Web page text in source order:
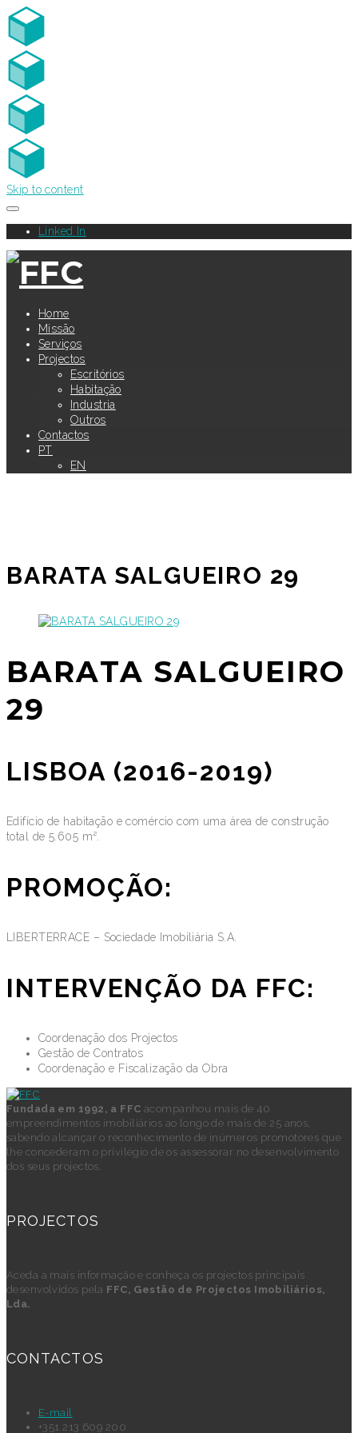
Skip to content
Linked In
Home
Missão
Serviços
Projectos
Escritórios
Habitação
Industria
Outros
Contactos
PT
EN
BARATA SALGUEIRO 29
BARATA SALGUEIRO
29
LISBOA (2016-2019)
Edifício de habitação e comércio com uma área de construção
total de 5.605 m².
PROMOÇÃO:
LIBERTERRACE – Sociedade Imobiliária S.A.
INTERVENÇÃO DA FFC:
Coordenação dos Projectos
Gestão de Contratos
Coordenação e Fiscalização da Obra
Fundada em 1992, a FFC acompanhou mais de 40
empreendimentos imobiliários ao longo de mais de 25 anos,
sabendo alcançar o reconhecimento de inúmeros promotores que
lhe concederam o privilégio de os assessorar no desenvolvimento
dos seus projectos.
PROJECTOS
Aceda a mais informação e conheça os projectos principais
desenvolvidos pela FFC, Gestão de Projectos Imobiliários,
Lda.
CONTACTOS
E-mail
+351 213 609 200